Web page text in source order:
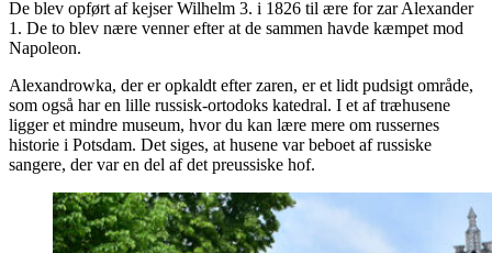
De blev opført af kejser Wilhelm 3. i 1826 til ære for zar Alexander
1. De to blev nære venner efter at de sammen havde kæmpet mod
Napoleon.
Alexandrowka, der er opkaldt efter zaren, er et lidt pudsigt område,
som også har en lille russisk-ortodoks katedral. I et af træhusene
ligger et mindre museum, hvor du kan lære mere om russernes
historie i Potsdam. Det siges, at husene var beboet af russiske
sangere, der var en del af det preussiske hof.